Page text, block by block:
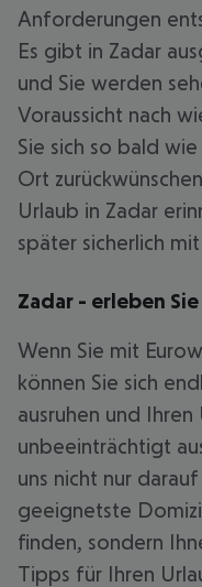
Anforderungen
Es gibt in Zadar
und Sie werden
Voraussicht nach
Sie sich so bald
Ort
Urlaub in Zadar
später sicherlich
Zadar - erleben
Wenn Sie mit
können Sie sich
ausruhen und Ihren
unbeeinträchtigt
uns nicht nur
geeignetste
finden, sondern
Tipps für Ihren